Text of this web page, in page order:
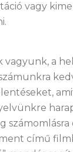
vagy
vagyunk, a
számomlásra
című